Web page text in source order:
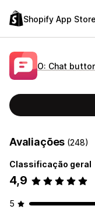
Shopify App Store
O: Chat
Avaliações (248)
Classificação geral
4,9
5